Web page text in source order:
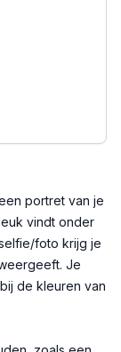
portret van je
vindt onder
foto krijg je
Je
de kleuren van